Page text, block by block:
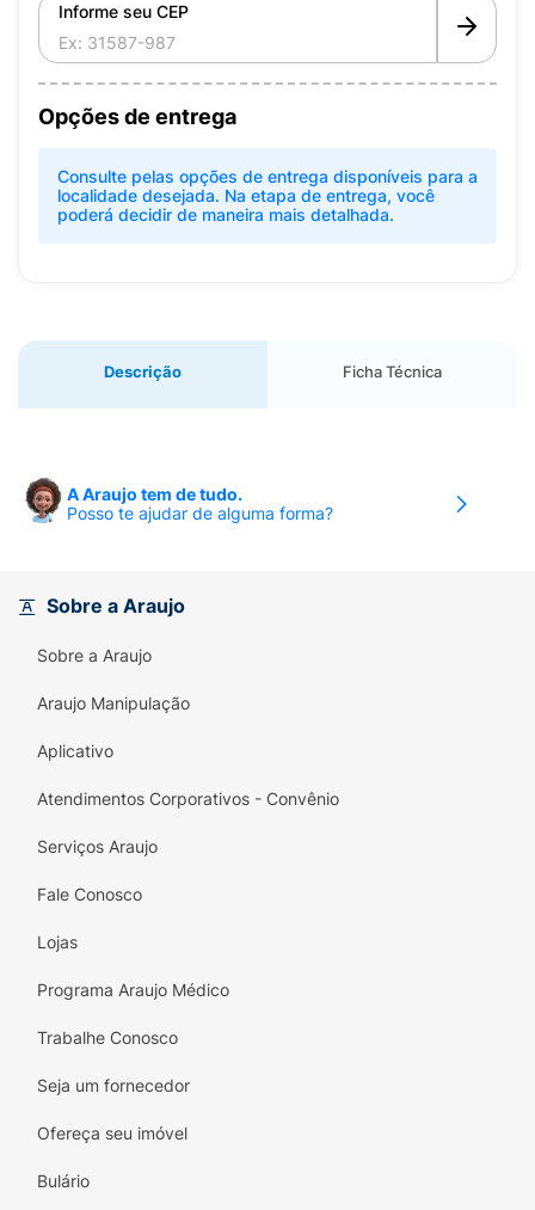
Informe seu CEP
Opções de entrega
Consulte pelas opções de entrega disponíveis para a
localidade desejada. Na etapa de entrega, você
poderá decidir de maneira mais detalhada.
Descrição Ficha Técnica
A Araujo tem de tudo.
Posso te ajudar de alguma forma?
Sobre a Araujo
Sobre a Araujo
Araujo Manipulação
Aplicativo
Atendimentos Corporativos - Convênio
Serviços Araujo
Fale Conosco
Lojas
Programa Araujo Médico
Trabalhe Conosco
Seja um fornecedor
Ofereça seu imóvel
Bulário